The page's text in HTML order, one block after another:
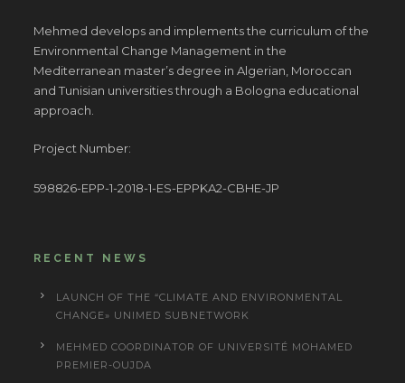
Mehmed develops and implements the curriculum of the
Environmental Change Management in the
Mediterranean master’s degree in Algerian, Moroccan
and Tunisian universities through a Bologna educational
approach.
Project Number:
598826-EPP-1-2018-1-ES-EPPKA2-CBHE-JP
RECENT NEWS
LAUNCH OF THE “CLIMATE AND ENVIRONMENTAL
CHANGE» UNIMED SUBNETWORK
MEHMED COORDINATOR OF UNIVERSITÉ MOHAMED
PREMIER-OUJDA